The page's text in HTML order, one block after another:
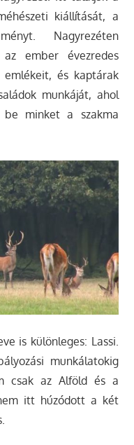
kiállítását, a
Nagyrezéten
ember évezredes
és kaptárak
munkáját, ahol
be minket a szakma
is különleges: Lassi.
munkálatokig
csak az Alföld és a
itt húzódott a két